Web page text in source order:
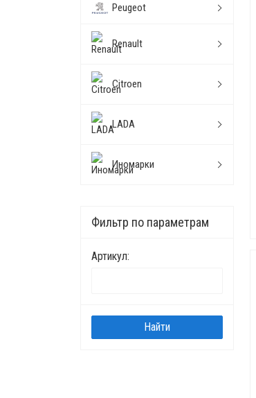
Peugeot
Renault
Citroen
LADA
Иномарки
Фильтр по параметрам
Артикул: